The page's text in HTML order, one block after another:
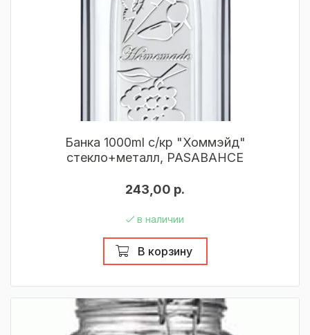
Банка 1000ml с/кр "Хоммэйд"
стекло+металл, PASABAHCE
243,00 р.
в наличии
В корзину